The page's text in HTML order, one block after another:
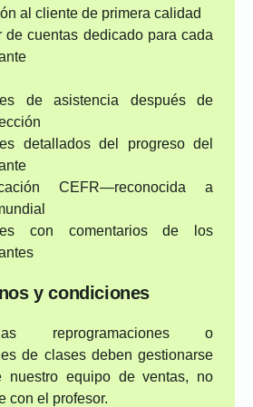
al cliente de primera calidad
de cuentas dedicado para cada
de asistencia después de
detallados del progreso del
CEFR—reconocida a
con comentarios de los
y condiciones
reprogramaciones o
de clases deben gestionarse
nuestro equipo de ventas, no
con el profesor.